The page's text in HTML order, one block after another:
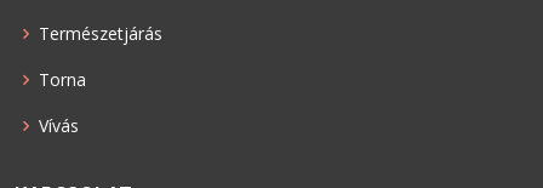
Természetjárás
Torna
Vívás